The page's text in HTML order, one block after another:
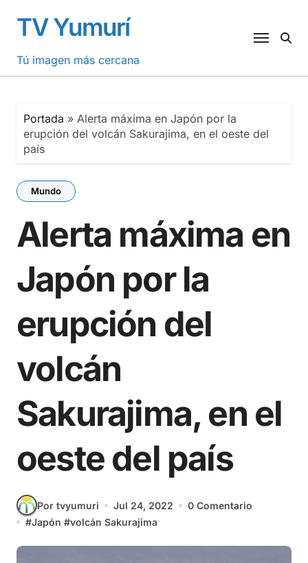
contenido
TV Yumurí
Tú imagen más cercana
Portada » Alerta máxima en Japón por la
erupción del volcán Sakurajima, en el oeste del
país
Mundo
Alerta máxima en
Japón por la
erupción del
volcán
Sakurajima, en el
oeste del país
Por tvyumuri Jul 24, 2022
0 Comentario
#Japón #volcán Sakurajima